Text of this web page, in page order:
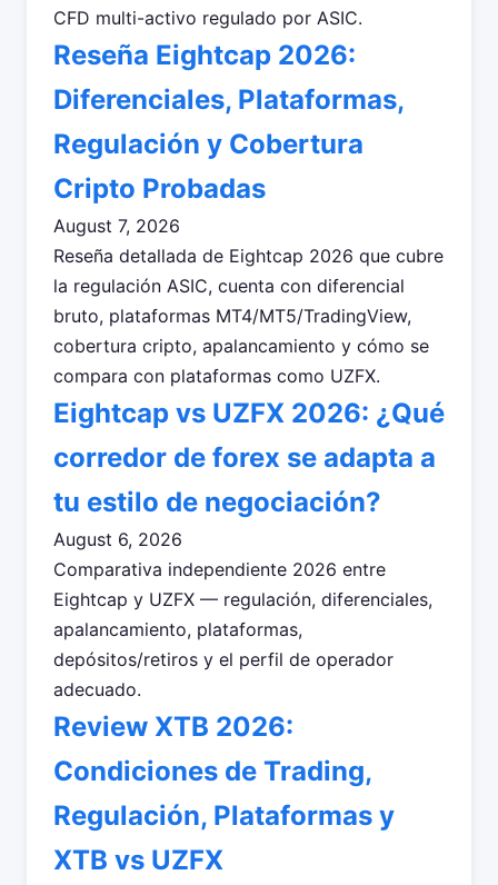
CFD multi-activo regulado por ASIC.
Reseña Eightcap 2026:
Diferenciales, Plataformas,
Regulación y Cobertura
Cripto Probadas
August 7, 2026
Reseña detallada de Eightcap 2026 que cubre
la regulación ASIC, cuenta con diferencial
bruto, plataformas MT4/MT5/TradingView,
cobertura cripto, apalancamiento y cómo se
compara con plataformas como UZFX.
Eightcap vs UZFX 2026: ¿Qué
corredor de forex se adapta a
tu estilo de negociación?
August 6, 2026
Comparativa independiente 2026 entre
Eightcap y UZFX — regulación, diferenciales,
apalancamiento, plataformas,
depósitos/retiros y el perfil de operador
adecuado.
Review XTB 2026:
Condiciones de Trading,
Regulación, Plataformas y
XTB vs UZFX